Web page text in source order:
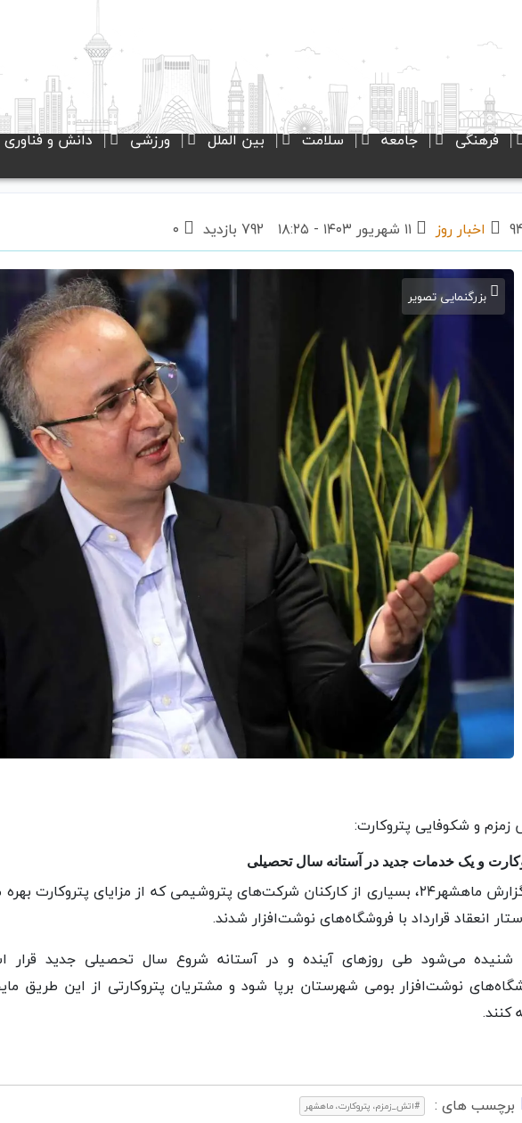
فرهنگی جامعه سلامت بین الملل ورزشی دانش و فناوری
اخبار روز 792 بازدید ۰
بزرگنمایی تصویر
زمزم و شکوفایی پتروکارت:
و یک خدمات جدید در آستانه سال تحصیلی
به گزارش ماهشهر۲۴، بسیاری از کارکنان شرکت‌های پتروشیمی که از مزایای
انعقاد قرارداد با فروشگاه‌های نوشت‌افزار شدند.
شنیده می‌شود طی روزهای آینده و در آستانه شروع سال تحصیلی جدید قرار
نوشت‌افزار بومی شهرستان برپا شود و مشتریان پتروکارتی از این طریق
کنند.
برچسب های : #اتش_زمزم، پتروکارت، ماهشهر